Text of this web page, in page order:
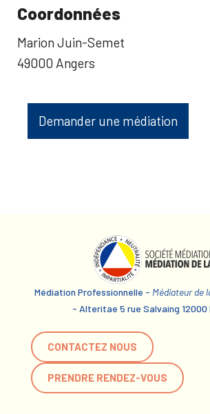
Coordonnées
Marion Juin-Semet
49000 Angers
Demander une médiation
Médiation Professionnelle - Médiateur de
- Alteritae 5 rue Salvaing 12000
CONTACTEZ NOUS
PRENDRE RENDEZ-VOUS